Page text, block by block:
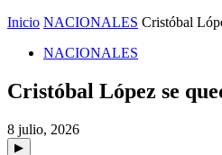
Inicio NACIONALES Cristóbal
NACIONALES
Cristóbal López se
8 julio, 2026
▶